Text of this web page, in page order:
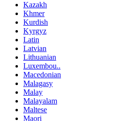
Kazakh
Khmer
Kurdish
Kyrgyz
Latin
Latvian
Lithuanian
Luxembou..
Macedonian
Malagasy
Malay
Malayalam
Maltese
Maori